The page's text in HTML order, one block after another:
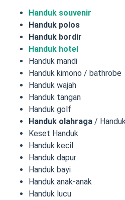
Handuk souvenir
Handuk polos
Handuk bordir
Handuk hotel
Handuk mandi
Handuk kimono / bathrobe
Handuk wajah
Handuk tangan
Handuk golf
Handuk olahraga/
Keset Handuk
Handuk kecil
Handuk dapur
Handuk bayi
Handuk anak-anak
Handuk lucu